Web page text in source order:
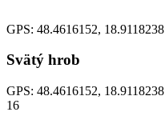
GPS: 48.4616152, 18.9118238
Svätý hrob
GPS: 48.4616152, 18.9118238
16